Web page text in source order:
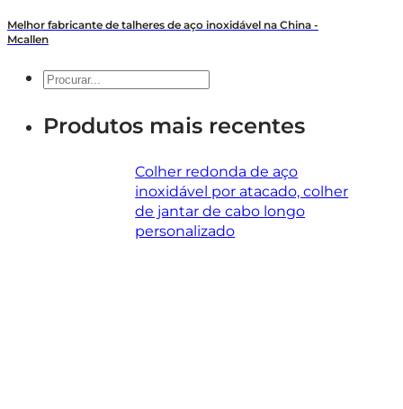
Melhor fabricante de talheres de aço inoxidável na China -
Mcallen
Pesquisar
Produtos mais recentes
Colher redonda de aço
inoxidável por atacado, colher
de jantar de cabo longo
personalizado